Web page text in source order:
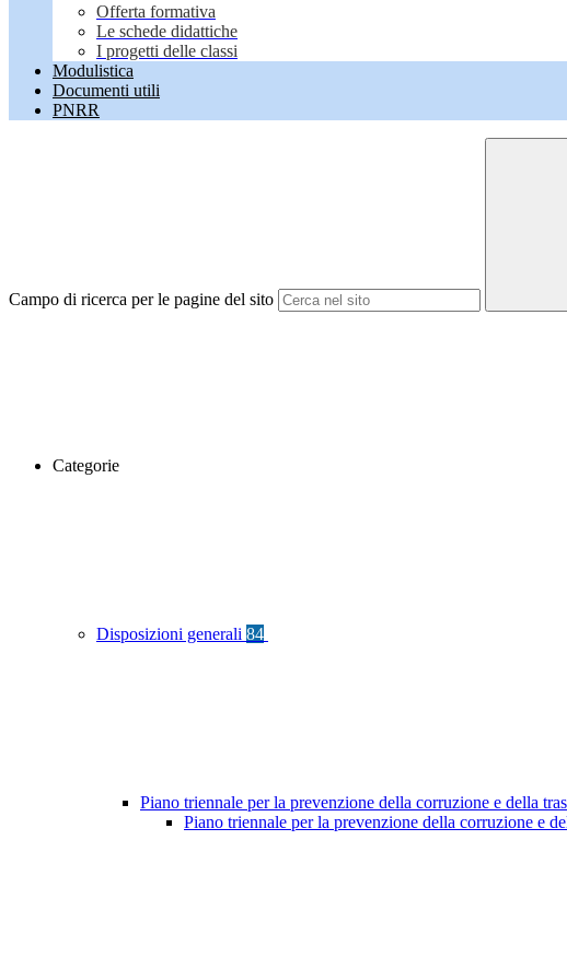
Offerta formativa
Le schede didattiche
I progetti delle classi
Modulistica
Documenti utili
PNRR
Campo di ricerca per le pagine del sito
Categorie
Disposizioni generali 84
Piano triennale per la prevenzione della corruzione e della
Piano triennale per la prevenzione della corruzione e